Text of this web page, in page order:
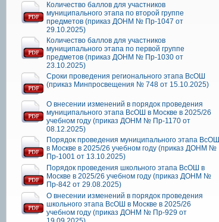
Количество баллов для участников
муниципального этапа по второй группе
предметов (приказ ДОНМ № Пр-1047 от
29.10.2025)
Количество баллов для участников
муниципального этапа по первой группе
предметов (приказ ДОНМ № Пр-1030 от
23.10.2025)
Сроки проведения регионального этапа ВсОШ
(приказ Минпросвещения № 748 от 15.10.2025)
О внесении изменений в порядок проведения
муниципального этапа ВсОШ в Москве в 2025/26
учебном году (приказ ДОНМ № Пр-1170 от
08.12.2025)
Порядок проведения муниципального этапа ВсОШ
в Москве в 2025/26 учебном году (приказ ДОНМ №
Пр-1001 от 13.10.2025)
Порядок проведения школьного этапа ВсОШ в
Москве в 2025/26 учебном году (приказ ДОНМ №
Пр-842 от 29.08.2025)
О внесении изменений в порядок проведения
школьного этапа ВсОШ в Москве в 2025/26
учебном году (приказ ДОНМ № Пр-929 от